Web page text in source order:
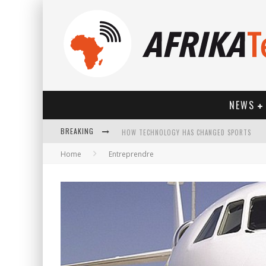
NEWS
BREAKING HOW TECHNOLOGY HAS CHANGED SPORTS
Home Entreprendre